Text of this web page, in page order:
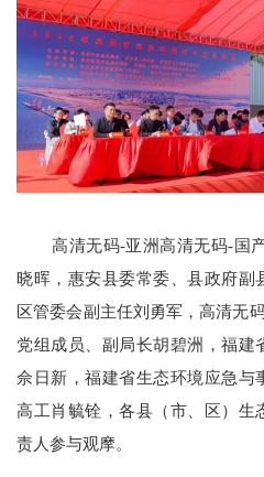
高清无码-亚洲高清无码-国
晓晖，惠安县委常委、县政府副
区管委会副主任刘勇军，高清无
党组成员、副局长胡碧洲，福建
佘日新，福建省生态环境应急与
高工肖毓铨，各县（市、区）生
责人参与观摩。